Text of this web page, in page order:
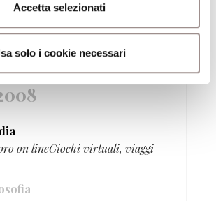
Accetta selezionati
solo i cookie necessari
on lineGiochi virtuali, viaggi